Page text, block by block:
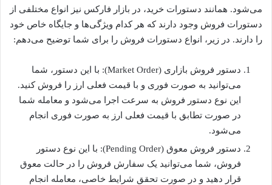
می‌شود. همانند دستورات خرید، در بازار فارکس نیز انواع مختلفی از
دستورات فروش وجود دارند که هر کدام ویژگی‌ها و جایگاه خاص خود
را دارند. در زیر، انواع دستورات فروش را برای شما توضیح می‌دهم:
دستور فروش بازاری (Market Order): با این دستور، شما
می‌توانید به صورت فوری و با قیمت فعلی ارز را فروش کنید.
این نوع دستور فروش به سرعت اجرا می‌شود و معامله شما
در صورت تطابق با قیمت فعلی ارز به صورت فوری انجام
می‌شود.
دستور فروش معوق (Pending Order): با این نوع دستور
فروش، شما می‌توانید یک سفارش فروش را در حالت معوق
قرار دهید و در صورت تحقق شرایط خاصی، معامله انجام